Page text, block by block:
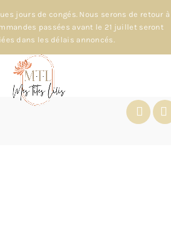
jours de congés. Nous serons de retour à
passées avant le 21 juillet seront
dans les délais annoncés.